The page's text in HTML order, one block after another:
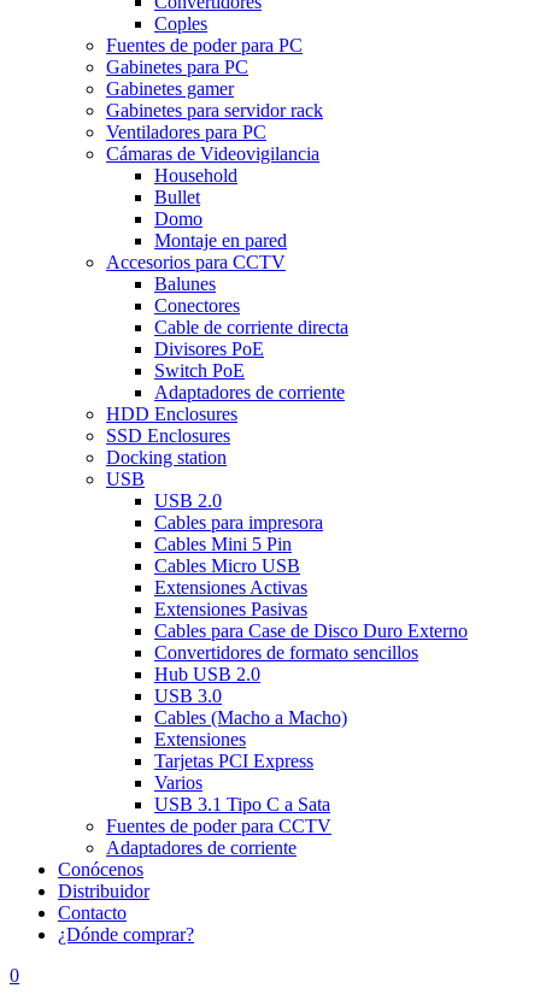
Coples
Fuentes de poder para PC
Gabinetes para PC
Gabinetes gamer
Gabinetes para servidor rack
Ventiladores para PC
Cámaras de Videovigilancia
Household
Bullet
Domo
Montaje en pared
Accesorios para CCTV
Balunes
Conectores
Cable de corriente directa
Divisores PoE
Switch PoE
Adaptadores de corriente
HDD Enclosures
SSD Enclosures
Docking station
USB
USB 2.0
Cables para impresora
Cables Mini 5 Pin
Cables Micro USB
Extensiones Activas
Extensiones Pasivas
Cables para Case de Disco Duro Externo
Convertidores de formato sencillos
Hub USB 2.0
USB 3.0
Cables (Macho a Macho)
Extensiones
Tarjetas PCI Express
Varios
USB 3.1 Tipo C a Sata
Fuentes de poder para CCTV
Adaptadores de corriente
Conócenos
Distribuidor
Contacto
¿Dónde comprar?
0